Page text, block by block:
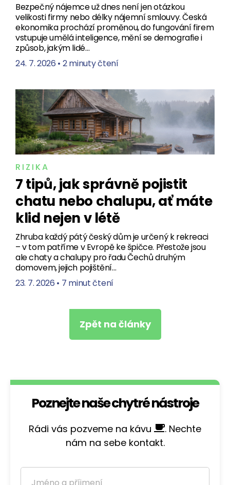
Bezpečný nájemce už dnes není jen otázkou
velikosti firmy nebo délky nájemní smlouvy. Česká
ekonomika prochází proměnou, do fungování firem
vstupuje umělá inteligence, mění se demografie i
způsob, jakým lidé…
24. 7. 2026 • 2 minuty čtení
RIZIKA
7 tipů, jak správně pojistit
chatu nebo chalupu, ať máte
klid nejen v létě
Zhruba každý pátý český dům je určený k rekreaci
– v tom patříme v Evropě ke špičce. Přestože jsou
ale chaty a chalupy pro řadu Čechů druhým
domovem, jejich pojištění…
23. 7. 2026 • 7 minut čtení
Zpět na články
Poznejte naše chytré nástroje
Rádi vás pozveme na kávu
. Nechte
nám na sebe kontakt.